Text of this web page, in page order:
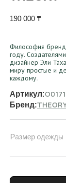
190 000 ₸
Философия
году.
дизайнер Эли
миру простые и
каждому.
Артикул:
Бренд:
Размер одежды
Количество